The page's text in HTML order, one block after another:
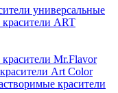
универсальные
ART
Mr.Flavor
Art Color
красители